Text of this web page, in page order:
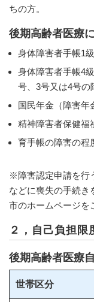
ちの方。
後期高齢者医療
身体障害者手帳1
身体障害者手帳4
号、3号又は4号の
国民年金（障害年
精神障害者保健福
育手帳の障害の程
※障害認定申請を行
などに喪失の手続き
市のホームページを
２，自己負担限
後期高齢者医療
世帯区分